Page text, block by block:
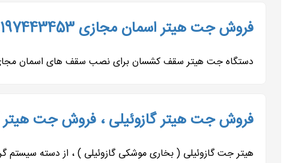
فروش جت هیتر اسمان مجازی 09197443453
دستگاه جت هیتر سقف کشسان برای نصب سقف های اسمان مجای
فروش جت هیتر گازوئیلی ، فروش جت هیتر
هیتر جت گازوئیلی ( بخاری موشکی گازوئیلی ) ، از دسته